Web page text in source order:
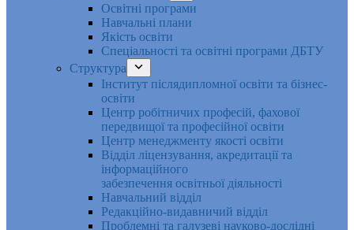
Освітні програми
Навчальні плани
Якість освіти
Спеціальності та освітні програми ДБТУ
Структура
Інститут післядипломної освіти та бізнес-
освіти
Центр робітничих професій, фахової
передвищої та професійної освіти
Центр менеджменту якості освіти
Відділ ліцензування, акредитації та
інформаційного
забезпечення освітньої діяльності
Навчальний відділ
Редакційно-видавничий відділ
Проблемні та галузеві науково-дослідні